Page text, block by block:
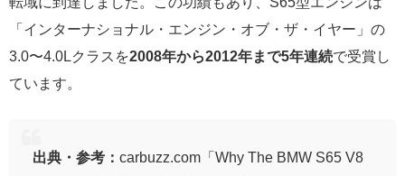
「インターナショナル・エンジン・オブ・ザ・イヤー」の
3.0〜4.0Lクラスを2008年から2012年まで5年連続で受賞し
ています。
出典・参考： carbuzz.com「Why The BMW S65 V8